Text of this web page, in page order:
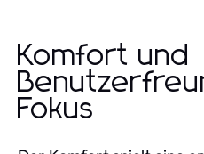
Komfort und
Fokus